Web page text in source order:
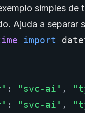
simples de
Ajuda a separar
import
: "svc-ai" ,
: "svc-ai" ,